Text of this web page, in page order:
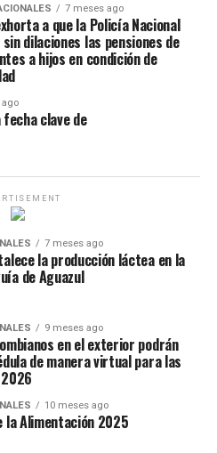
7 meses ago
a que la Policía Nacional
dilaciones las pensiones de
a hijos en condición de
fecha clave de
7 meses ago
la producción láctea en la
de Aguazul
9 meses ago
en el exterior podrán
de manera virtual para las
10 meses ago
la Alimentación 2025